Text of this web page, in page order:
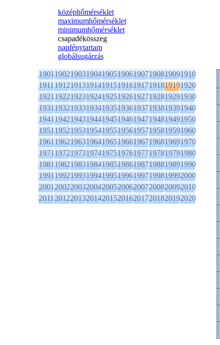
középhőmérséklet
maximumhőmérséklet
minimumhőmérséklet
csapadékösszeg
napfénytartam
globálsugárzás
1901190219031904190519061907190819091910
1911191219131914191519161917191819191920
1921192219231924192519261927192819291930
1931193219331934193519361937193819391940
1941194219431944194519461947194819491950
1951195219531954195519561957195819591960
1961196219631964196519661967196819691970
1971197219731974197519761977197819791980
1981198219831984198519861987198819891990
1991199219931994199519961997199819992000
2001200220032004200520062007200820092010
2011201220132014201520162017201820192020